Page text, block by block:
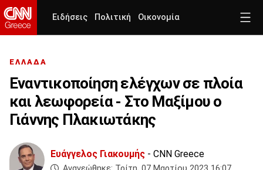
Ειδήσεις Πολιτική Οικονομία
ΕΛΛΑΔΑ
Εναντικοποίηση ελέγχων σε πλοία
και λεωφορεία - Στο Μαξίμου ο
Γιάννης Πλακιωτάκης
Ευάγγελος Γιακουμής - CNN Greece